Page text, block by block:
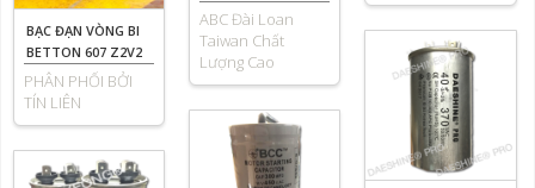
BẠC ĐẠN VÒNG BI
BETTON 607 Z2V2
PHÂN PHỐI BỞI
TÍN LIÊN
ABC Đài Loan
Taiwan Chất
Lượng Cao